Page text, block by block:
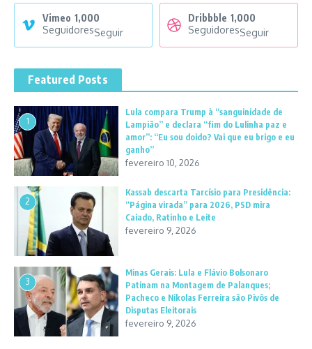
Vimeo 1,000
SeguidoresSeguir
Dribbble 1,000
SeguidoresSeguir
Featured Posts
1
Lula compara Trump à “sanguinidade de
Lampião” e declara “fim do Lulinha paz e
amor”: “Eu sou doido? Vai que eu brigo e eu
ganho”
fevereiro 10, 2026
2
Kassab descarta Tarcísio para Presidência:
“Página virada” para 2026, PSD mira
Caiado, Ratinho e Leite
fevereiro 9, 2026
3
Minas Gerais: Lula e Flávio Bolsonaro
Patinam na Montagem de Palanques;
Pacheco e Nikolas Ferreira são Pivôs de
Disputas Eleitorais
fevereiro 9, 2026